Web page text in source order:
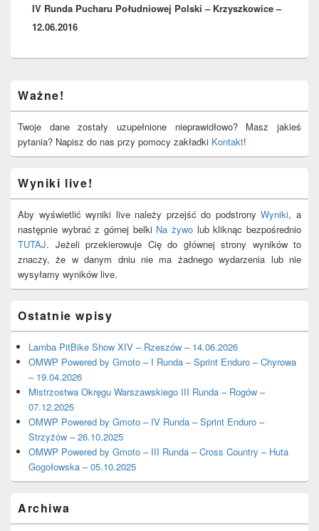
post:
IV Runda Pucharu Południowej Polski – Krzyszkowice –
12.06.2016
Sidebar
Widget
Area
Ważne!
Twoje dane zostały uzupełnione nieprawidłowo? Masz jakieś
pytania? Napisz do nas przy pomocy zakładki Kontakt!
Wyniki live!
Aby wyświetlić wyniki live należy przejść do podstronyWyniki, a
następnie wybrać z górnej belki Na żywo lub kliknąc bezpośrednio
TUTAJ. Jeżeli przekierowuje Cię do głównej strony wyników to
znaczy, że w danym dniu nie ma żadnego wydarzenia lub nie
wysyłamy wyników live.
Ostatnie wpisy
Lamba PitBike Show XIV – Rzeszów – 14.06.2026
OMWP Powered by Gmoto – I Runda – Sprint Enduro – Chyrowa
– 19.04.2026
Mistrzostwa Okręgu Warszawskiego III Runda – Rogów –
07.12.2025
OMWP Powered by Gmoto – IV Runda – Sprint Enduro –
Strzyżów – 26.10.2025
OMWP Powered by Gmoto – III Runda – Cross Country – Huta
Gogołowska – 05.10.2025
Archiwa